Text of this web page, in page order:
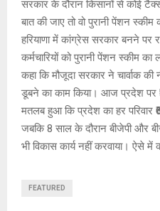
सरकार के दौरान किसानों से कोई टैक्स
बात की जाए तो वो पुरानी पेंशन
हरियाणा में कांग्रेस सरकार बनने पर
कर्मचारियों को पुरानी पेंशन स्कीम
कहा कि मौजूदा सरकार ने चार्वाक की
डूबने का काम किया। आज प्रदेश पर
मतलब हुआ कि प्रदेश का हर परिवार
जबकि 8 साल के दौरान बीजेपी और
भी विकास कार्य नहीं करवाया। ऐसे
FEATURED